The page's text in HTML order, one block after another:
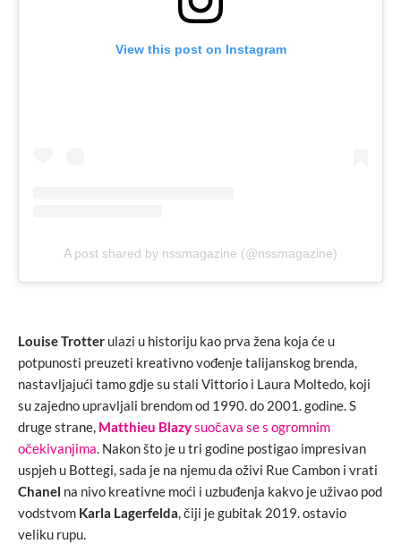
View this post on Instagram
A post shared by nssmagazine (@nssmagazine)
Louise Trotter ulazi u historiju kao prva žena koja će u
potpunosti preuzeti kreativno vođenje talijanskog brenda,
nastavljajući tamo gdje su stali Vittorio i Laura Moltedo, koji
su zajedno upravljali brendom od 1990. do 2001. godine. S
druge strane, Matthieu Blazysuočava se s ogromnim
očekivanjima. Nakon što je u tri godine postigao impresivan
uspjeh u Bottegi, sada je na njemu da oživi Rue Cambon i vrati
Chanel na nivo kreativne moći i uzbuđenja kakvo je uživao pod
vodstvom Karla Lagerfelda, čiji je gubitak 2019. ostavio
veliku rupu.